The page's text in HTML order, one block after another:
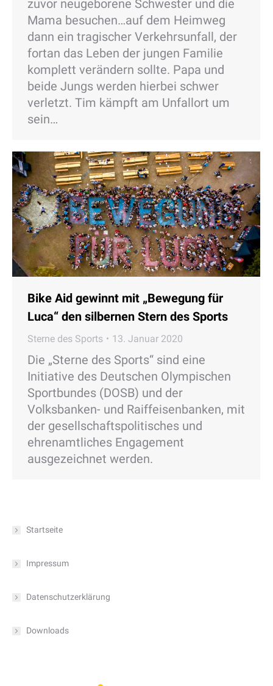
zuvor neugeborene Schwester und die
Mama besuchen…auf dem Heimweg
dann ein tragischer Verkehrsunfall, der
fortan das Leben der jungen Familie
komplett verändern sollte. Papa und
beide Jungs werden hierbei schwer
verletzt. Tim kämpft am Unfallort um
sein…
Bike Aid gewinnt mit „Bewegung für
Luca“ den silbernen Stern des Sports
Sterne des Sports 13. Januar 2020
Die „Sterne des Sports“ sind eine
Initiative des Deutschen Olympischen
Sportbundes (DOSB) und der
Volksbanken- und Raiffeisenbanken, mit
der gesellschaftspolitisches und
ehrenamtliches Engagement
ausgezeichnet werden.
Startseite
Impressum
Datenschutzerklärung
Downloads